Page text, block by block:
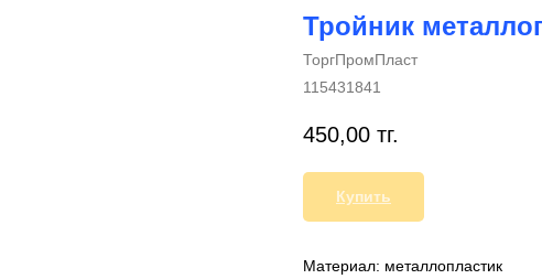
Тройник
ТоргПромПласт
115431841
450,00 тг.
Купить
Материал: металлопластик